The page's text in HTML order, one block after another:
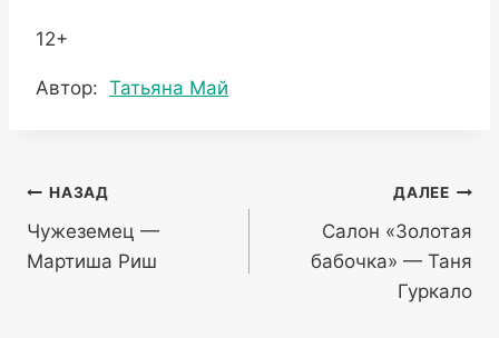
12+
Метки
Автор: Татьяна Май
Навигация
по
записям
НАЗАД
Чужеземец —
Мартиша Риш
ДАЛЕЕ
Салон «Золотая
бабочка» — Таня
Гуркало